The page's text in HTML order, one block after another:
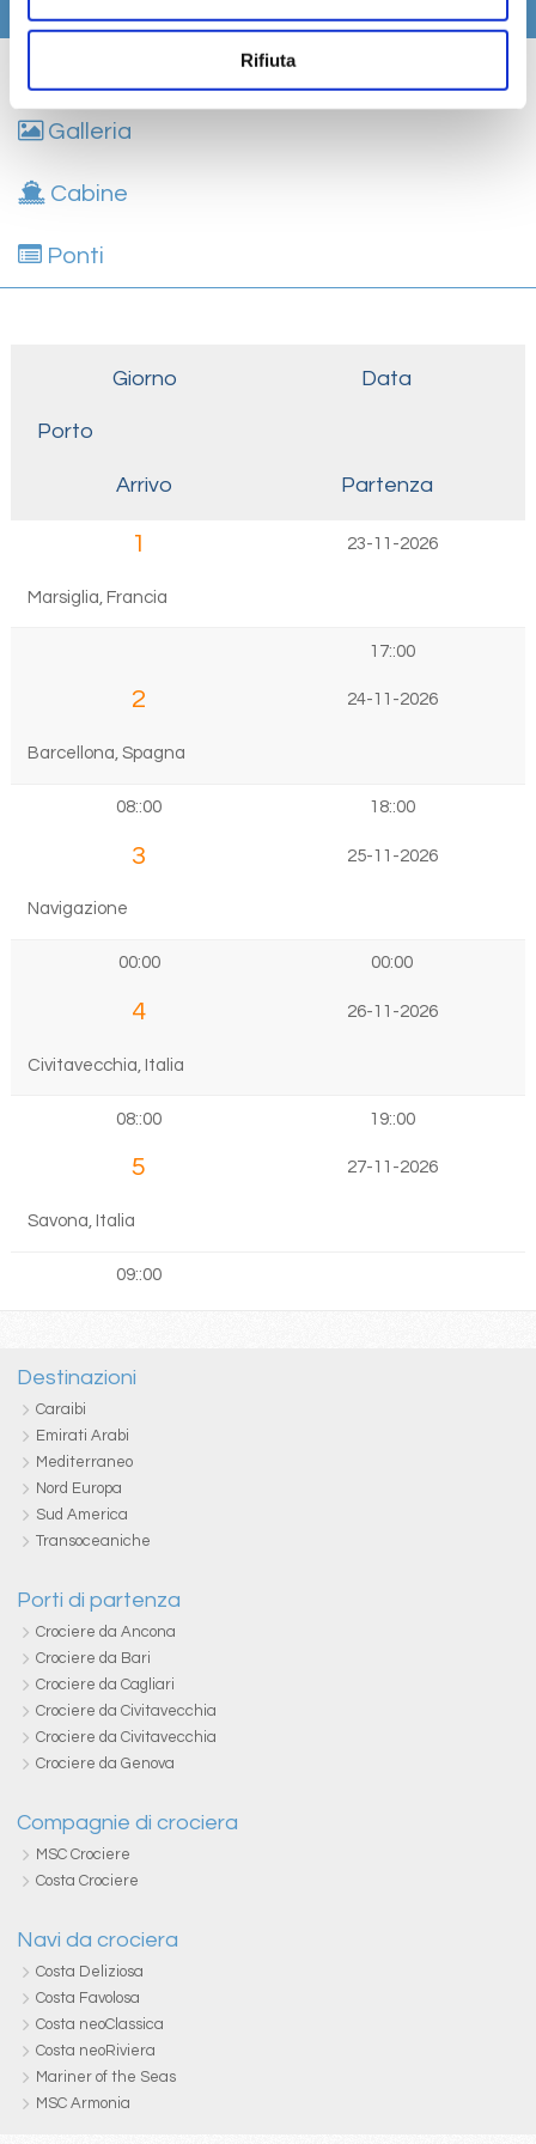
Rifiuta
Galleria
Cabine
Ponti
Giorno Data
Porto
Arrivo Partenza
1 23-11-2026
Marsiglia, Francia
17::00
2 24-11-2026
Barcellona, Spagna
08::00 18::00
3 25-11-2026
Navigazione
00:00 00:00
4 26-11-2026
Civitavecchia, Italia
08::00 19::00
5 27-11-2026
Savona, Italia
09::00
Destinazioni
Caraibi
Emirati Arabi
Mediterraneo
Nord Europa
Sud America
Transoceaniche
Porti di partenza
Crociere da Ancona
Crociere da Bari
Crociere da Cagliari
Crociere da Civitavecchia
Crociere da Civitavecchia
Crociere da Genova
Compagnie di crociera
MSC Crociere
Costa Crociere
Navi da crociera
Costa Deliziosa
Costa Favolosa
Costa neoClassica
Costa neoRiviera
Mariner of the Seas
MSC Armonia